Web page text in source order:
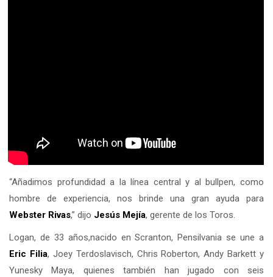
“Añadimos profundidad a la línea central y al bullpen, como
hombre de experiencia, nos brinde una gran ayuda para
Webster Rivas,” dijo Jesús Mejía, gerente de los Toros.
Logan, de 33 años,nacido en Scranton, Pensilvania se une a
Eric Filia, Joey Terdoslavisch, Chris Roberton, Andy Barkett y
Yunesky Maya, quienes también han jugado con seis